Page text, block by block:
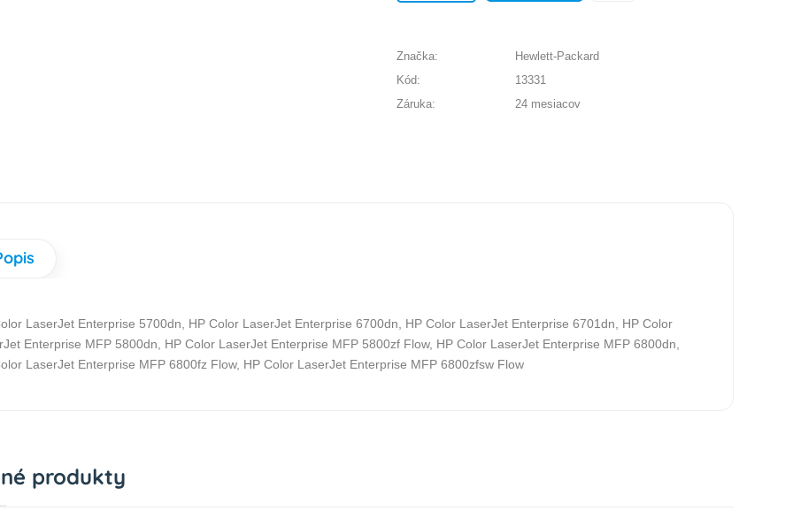
Značka:
Hewlett-Packard
Kód:
13331
Záruka:
24 mesiacov
LaserJet Enterprise 5700dn, HP Color LaserJet Enterprise 6700dn, HP Color LaserJet Enterprise 6701dn, HP Color
Enterprise MFP 5800dn, HP Color LaserJet Enterprise MFP 5800zf Flow, HP Color LaserJet Enterprise MFP 6800dn,
LaserJet Enterprise MFP 6800fz Flow, HP Color LaserJet Enterprise MFP 6800zfsw Flow
produkty